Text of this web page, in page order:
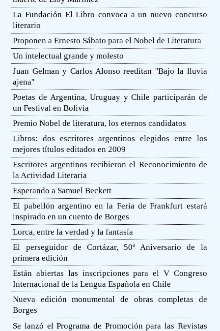
La Fundación El Libro convoca a un nuevo concurso
literario
Proponen a Ernesto Sábato para el Nobel de Literatura
Un intelectual grande y molesto
Juan Gelman y Carlos Alonso reeditan ''Bajo la lluvia
ajena''
Poetas de Argentina, Uruguay y Chile participarán de
un Festival en Bolivia
Premio Nobel de literatura, los eternos candidatos
Libros: dos escritores argentinos elegidos entre los
mejores títulos editados en 2009
Escritores argentinos recibieron el Reconocimiento de
la Actividad Literaria
Esperando a Samuel Beckett
El pabellón argentino en la Feria de Frankfurt estará
inspirado en un cuento de Borges
Lorca, entre la verdad y la fantasía
El perseguidor de Cortázar, 50º Aniversario de la
primera edición
Están abiertas las inscripciones para el V Congreso
Internacional de la Lengua Española en Chile
Nueva edición monumental de obras completas de
Borges
Se lanzó el Programa de Promoción para las Revistas